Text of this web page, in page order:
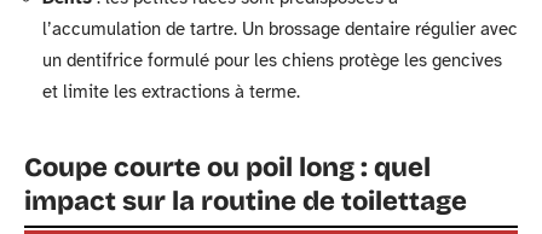
l’accumulation de tartre. Un brossage dentaire régulier avec
un dentifrice formulé pour les chiens protège les gencives
et limite les extractions à terme.
Coupe courte ou poil long : quel
impact sur la routine de toilettage